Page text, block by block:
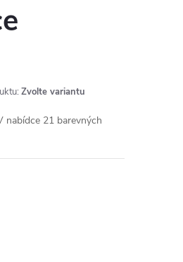
Zvolte variantu
nabídce 21 barevných